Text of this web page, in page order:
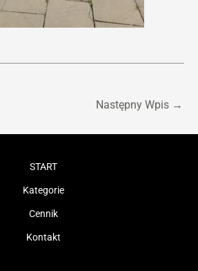
Następny Wpis →
START
Kategorie
Cennik
Kontakt